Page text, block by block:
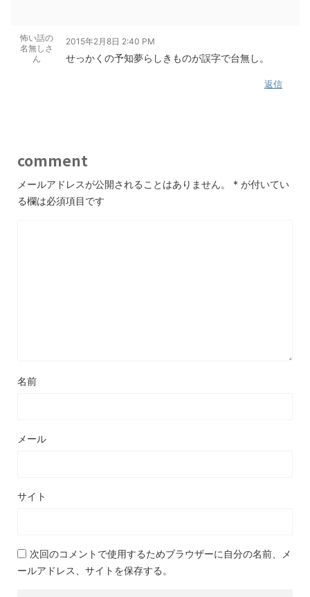
怖い話の
名無しさ
ん
2015年2月8日 2:40 PM
せっかくの予知夢らしきものが誤字で台無し。
返信
comment
メールアドレスが公開されることはありません。 * が付いてい
る欄は必須項目です
名前
メール
サイト
次回のコメントで使用するためブラウザーに自分の名前、メ
ールアドレス、サイトを保存する。